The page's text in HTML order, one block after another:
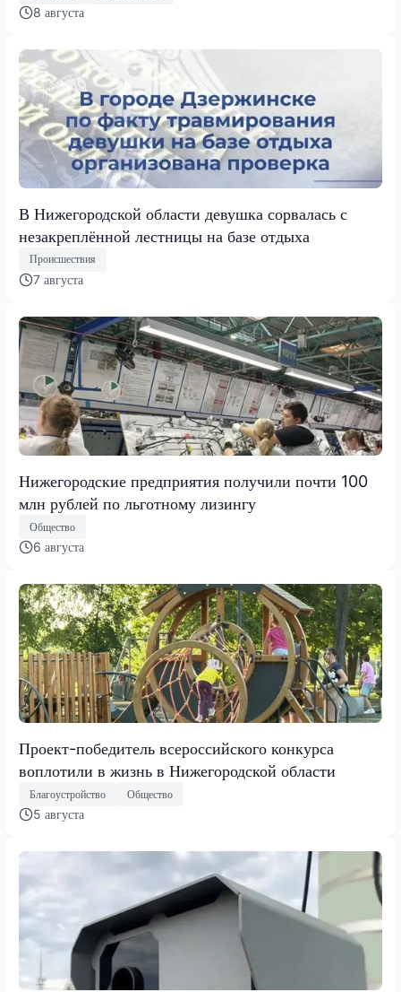
8 августа
В Нижегородской области девушка сорвалась с
незакреплённой лестницы на базе отдыха
Происшествия
7 августа
Нижегородские предприятия получили почти 100
млн рублей по льготному лизингу
Общество
6 августа
Проект-победитель всероссийского конкурса
воплотили в жизнь в Нижегородской области
Благоустройство Общество
5 августа